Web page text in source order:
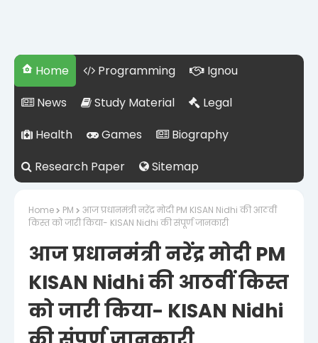
Home Programming
Ignou
News
Study Material
Legal
Health
Games
Biography
Research Paper
Sitemap
Home PM
आज प्रधानमंत्री नरेंद्र मोदी PM KISAN Nidhi की आठवीं
किस्त को जारी किया- KISAN Nidhi की संपूर्ण जानकारी
आज प्रधानमंत्री नरेंद्र मोदी PM
KISAN Nidhi की आठवीं किस्त
को जारी किया- KISAN Nidhi